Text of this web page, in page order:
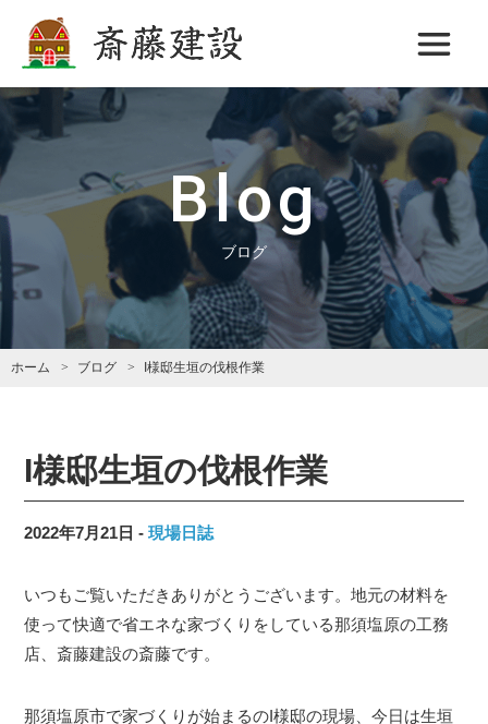
斎藤建設
Blog
ブログ
ホーム ブログ I様邸生垣の伐根作業
I様邸生垣の伐根作業
2022年7月21日 現場日誌
いつもご覧いただきありがとうございます。地元の材料を
使って快適で省エネな家づくりをしている那須塩原の工務
店、斎藤建設の斎藤です。
那須塩原市で家づくりが始まるのI様邸の現場、今日は生垣